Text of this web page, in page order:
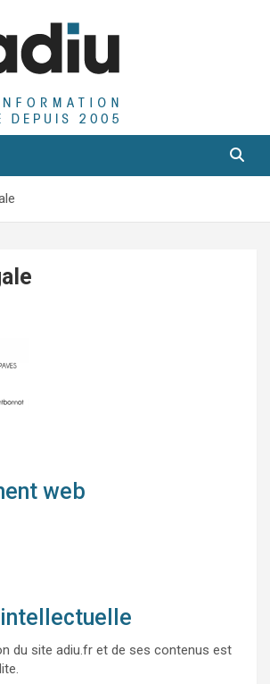
Universelle
web
du site adiu.fr et de ses contenus est